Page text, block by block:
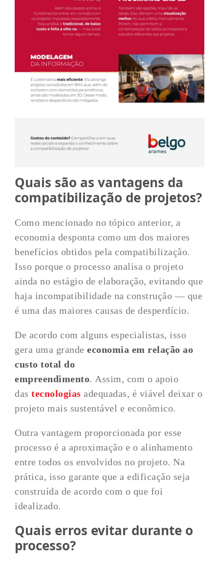
Quais são as vantagens da
compatibilização de projetos?
Como mencionado no tópico anterior, a
economia desponta como um dos maiores
benefícios obtidos pela compatibilização.
Isso porque o processo analisa o projeto
ainda no estágio de elaboração, evitando que
haja incompatibilidade na construção — que
é uma das maiores causas de desperdício.
De acordo com alguns especialistas, isso
gera uma grandeeconomia em relação ao
custo total do
empreendimento. Assim, com o apoio
das tecnologias adequadas, é viável deixar o
projeto mais sustentável e econômico.
Outra vantagem proporcionada por esse
processo é a aproximação e o alinhamento
entre todos os envolvidos no projeto. Na
prática, isso garante que a edificação seja
construída de acordo com o que foi
idealizado.
Quais erros evitar durante o
processo?